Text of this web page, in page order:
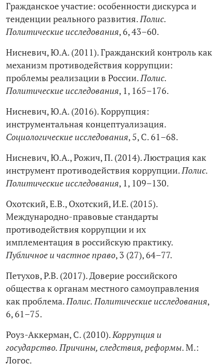
Гражданское участие: особенности дискурса и
тенденции реального развития.Полис.
Политические исследования, 6, 43–60.
Нисневич, Ю.А. (2011). Гражданский контроль как
механизм противодействия коррупции:
проблемы реализации в России.Полис.
Политические исследования, 1, 165–176.
Нисневич, Ю.А. (2016). Коррупция:
инструментальная концептуализация.
Социологические исследования, 5, С. 61–68.
Нисневич, Ю.А., Рожич, П. (2014). Люстрация как
инструмент противодействия коррупции.Полис.
Политические исследования, 1, 109–130.
Охотский, Е.В., Охотский, И.Е. (2015).
Международно-правовые стандарты
противодействия коррупции и их
имплементация в российскую практику.
Публичное и частное право, 3 (27), 64–77.
Петухов, Р.В. (2017). Доверие российского
общества к органам местного самоуправления
как проблема.Полис. Политические исследования,
6, 61–75.
Роуз-Аккерман, С. (2010).Коррупция и
государство. Причины, следствия, реформы. М.:
Логос.